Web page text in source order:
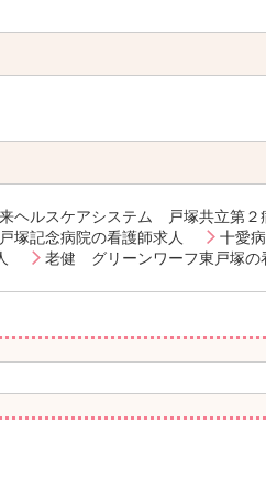
ヘルスケアシステム 戸塚共立第２
塚記念病院の看護師求人
十愛
老健 グリーンワーフ東戸塚の